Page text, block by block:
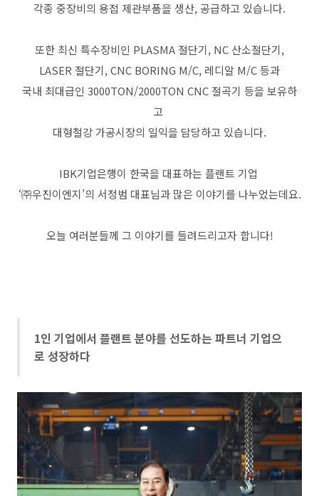
각종 중장비의 용접 제관부품을 생산, 공급하고 있습니다.
또한 최신 특수장비인 PLASMA 절단기, NC 산소절단기,
LASER 절단기, CNC BORING M/C, 레디알 M/C 등과
국내 최대급인 3000TON/2000TON CNC 절곡기 등을 보유하
고
대형철강 가공시장의 일익을 담당하고 있습니다.
IBK기업은행이 한국을 대표하는 플랜트 기업
‘㈜우진이엔지’의 서정범 대표님과 많은 이야기를 나누었는데요.
오늘 여러분들께 그 이야기를 들려드리고자 합니다!
1인 기업에서 플랜트 분야를 선도하는 파트너 기업으
로 성장하다